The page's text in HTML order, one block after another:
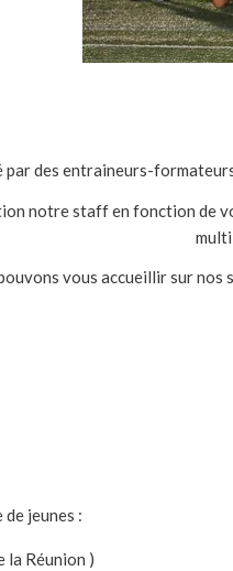
par des entraineurs-
notre staff en fonction de
vous accueillir sur
jeunes :
la Réunion )